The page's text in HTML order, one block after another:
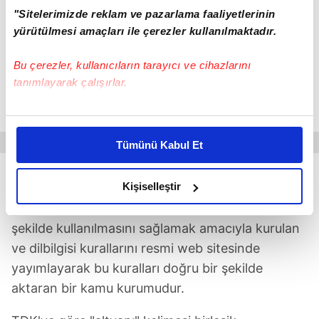
"Sitelerimizde reklam ve pazarlama faaliyetlerinin
yürütülmesi amaçları ile çerezler kullanılmaktadır.
Bu çerezler, kullanıcıların tarayıcı ve cihazlarını
tanımlayarak çalışırlar.
Bu çerezlere izin vermeniz halinde sizlere özel
daha iyi reklam deneyimi yaşatabiliriz. Bunu yaparken
amacımızın size daha iyi bir reklam deneyimi sunmak
olduğunu ve sizlere en iyi içerikleri sunabilmek adına
elimizden gelen çabayı gösterdiğimizi ve bu noktada,
reklamların maliyetlerimizi karşılamak noktasında tek gelir
kalemimiz olduğunu sizlere hatırlatmak isteriz.
Her halükârda, kullanıcılar, bu çerezlere izin vermedikleri
takdirde, kullanıcılara hedefli reklamlar
Tümünü Kabul Et
Kişiselleştir
TDK'YE GÖRE "ALT YAPI" BİRLEŞİK Mİ, AYRI MI?
Türk Dil Kurumu, Türkçe'nin doğru ve etkili bir
şekilde kullanılmasını sağlamak amacıyla kurulan
ve dilbilgisi kurallarını resmi web sitesinde
yayımlayarak bu kuralları doğru bir şekilde
aktaran bir kamu kurumudur.